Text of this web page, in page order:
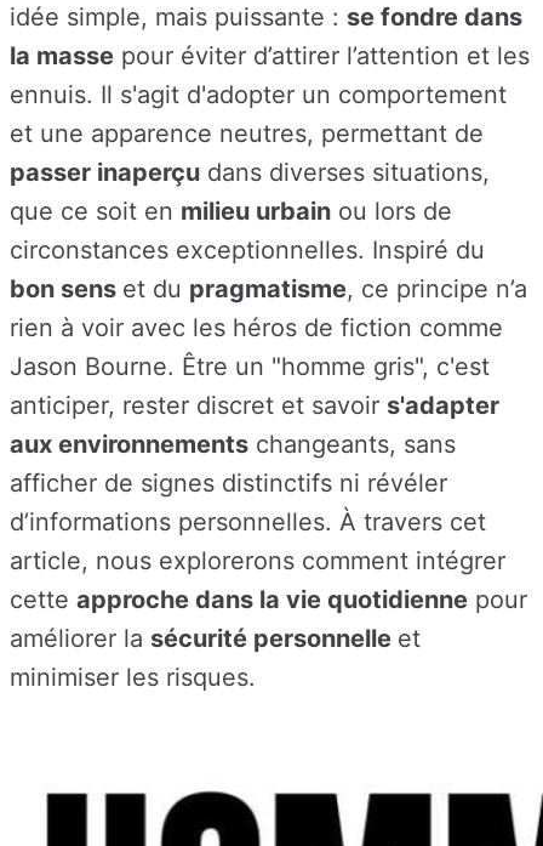
idée simple, mais puissante : se fondre dans
la masse pour éviter d’attirer l’attention et les
ennuis. Il s'agit d'adopter un comportement
et une apparence neutres, permettant de
passer inaperçu dans diverses situations,
que ce soit en milieu urbain ou lors de
circonstances exceptionnelles. Inspiré du
bon sens et du pragmatisme, ce principe n’a
rien à voir avec les héros de fiction comme
Jason Bourne. Être un "homme gris", c'est
anticiper, rester discret et savoir s'adapter
aux environnements changeants, sans
afficher de signes distinctifs ni révéler
d’informations personnelles. À travers cet
article, nous explorerons comment intégrer
cette approche dans la vie quotidienne pour
améliorer la sécurité personnelle et
minimiser les risques.